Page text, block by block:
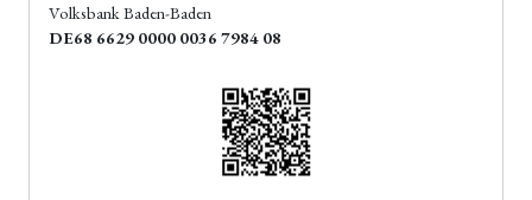
Volksbank Baden-Baden
DE68 6629 0000 0036 7984 08